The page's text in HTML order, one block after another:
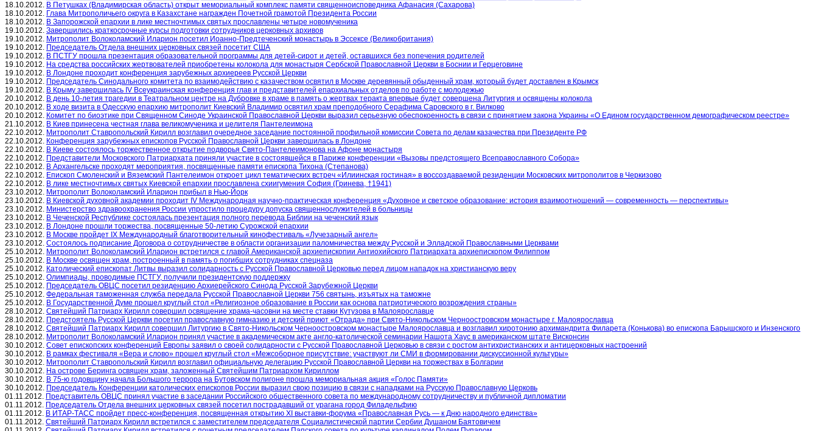
18.10.2012. В Петушках (Владимирская область) открыт мемориальный комплекс памяти священноисповедника Афанасия (Сахарова)
18.10.2012. Глава Митрополичьего округа в Казахстане награжден Почетной грамотой Президента России
18.10.2012. В Запорожской епархии в лике местночтимых святых прославлены четыре новомученика
19.10.2012. Завершились краткосрочные курсы подготовки сотрудников церковных архивов
19.10.2012. Митрополит Волоколамский Иларион посетил Иоанно-Предтеченский монастырь в Эссексе (Великобритания)
19.10.2012. Председатель Отдела внешних церковных связей посетит США
19.10.2012. В ПСТГУ прошла презентация образовательной программы для детей-сирот и детей, оставшихся без попечения родителей
19.10.2012. На средства российских жертвователей приобретены колокола для монастыря Сербской Православной Церкви в Боснии и Герцеговине
19.10.2012. В Лондоне проходит конференция зарубежных архиереев Русской Церкви
19.10.2012. Председатель Синодального комитета по взаимодействию с казачеством освятил в Москве деревянный обыденный храм, который будет доставлен в Крымск
19.10.2012. В Крыму завершилась IV Всеукраинская конференция глав и представителей епархиальных отделов по работе с молодежью
20.10.2012. В день 10-летия трагедии в Театральном центре на Дубровке в храме в память о жертвах теракта впервые будет совершена Литургия и освящены колокола
20.10.2012. В ходе визита в Одесскую епархию митрополит Киевский Владимир освятил храм преподобного Серафима Саровского в г. Вилково
20.10.2012. Комитет по биоэтике при Священном Синоде Украинской Православной Церкви выразил серьезную обеспокоенность в связи с принятием закона Украины «О Едином государственном демографическом реестре»
21.10.2012. В Киев принесена честная глава великомученика и целителя Пантелеимона
22.10.2012. Митрополит Ставропольский Кирилл возглавил очередное заседание постоянной профильной комиссии Совета по делам казачества при Президенте РФ
22.10.2012. Конференция зарубежных епископов Русской Православной Церкви завершилась в Лондоне
22.10.2012. В Киеве состоялось торжественное открытие подворья Свято-Пантелеимонова на Афоне монастыря
22.10.2012. Представители Московского Патриархата приняли участие в состоявшейся в Париже конференции «Вызовы предстоящего Всеправославного Собора»
22.10.2012. В Архангельске проходят мероприятия, посвященные памяти епископа Тихона (Степанова)
22.10.2012. Епископ Смоленский и Вяземский Пантелеимон откроет цикл тематических встреч «Илиинская гостиная» в воссоздаваемой резиденции Московских митрополитов в Черкизово
22.10.2012. В лике местночтимых святых Киевской епархии прославлена схиигумения София (Гринева, †1941)
23.10.2012. Митрополит Волоколамский Иларион прибыл в Нью-Йорк
23.10.2012. В Киевской духовной академии проходит IV Международная научно-практическая конференция «Духовное и светское образование: история взаимоотношений — современность — перспективы»
23.10.2012. Министерство здравоохранения России упростило процедуру допуска священнослужителей в больницы
23.10.2012. В Чеченской Республике состоялась презентация полного перевода Библии на чеченский язык
23.10.2012. В Лондоне прошли торжества, посвященные 50-летию Сурожской епархии
23.10.2012. В Москве пройдет IX Международный благотворительный кинофестиваль «Лучезарный ангел»
23.10.2012. Состоялось подписание Договора о сотрудничестве в области организации паломничества между Русской и Элладской Православными Церквами
25.10.2012. Митрополит Волоколамский Иларион встретился с главой Американской архиепископии Антиохийского Патриархата архиепископом Филиппом
25.10.2012. В Москве освящен храм, построенный в память о погибших сотрудниках спецназа
25.10.2012. Католический епископат Литвы выразил солидарность с Русской Православной Церковью перед лицом нападок на христианскую веру
25.10.2012. Олимпиады, проводимые ПСТГУ, получили президентскую поддержку
25.10.2012. Председатель ОВЦС посетил резиденцию Архиерейского Синода Русской Зарубежной Церкви
25.10.2012. Федеральная таможенная служба передала Русской Православной Церкви 756 святынь, изъятых на таможне
25.10.2012. В Государственной Думе прошел круглый стол «Религиозное образование в России как основа патриотического возрождения страны»
28.10.2012. Святейший Патриарх Кирилл совершил освящение храма-часовни на месте ставки Кутузова в Малоярославце
28.10.2012. Предстоятель Русской Церкви посетил православную гимназию и детский приют «Отрада» при Свято-Никольском Черноостровском монастыре г. Малоярославца
28.10.2012. Святейший Патриарх Кирилл совершил Литургию в Свято-Никольском Черноостровском монастыре Малоярославца и возглавил хиротонию архимандрита Филарета (Конькова) во епископа Барышского и Инзенского
28.10.2012. Митрополит Волоколамский Иларион принял участие в академическом акте англо-католической семинарии Нашота Хаус в американском штате Висконсин
30.10.2012. Совет епископских конференций Европы заявил о своей солидарности с Русской Православной Церковью в связи с ростом антихристианских и антицерковных настроений
30.10.2012. В рамках фестиваля «Вера и слово» прошел круглый стол «Межсоборное присутствие: участвуют ли СМИ в формировании дискуссионной культуры»
30.10.2012. Митрополит Ставропольский Кирилл возглавил официальную делегацию Русской Православной Церкви на торжествах в Болгарии
30.10.2012. На острове Беринга освящен храм, заложенный Святейшим Патриархом Кириллом
30.10.2012. В 75-ю годовщину начала Большого террора на Бутовском полигоне прошла мемориальная акция «Голос Памяти»
30.10.2012. Председатель Конференции католических епископов России выразил свою позицию в связи с нападками на Русскую Православную Церковь
01.11.2012. Представитель ОВЦС принял участие в заседании Российского общественного совета по международному сотрудничеству и публичной дипломатии
01.11.2012. Председатель Отдела внешних церковных связей посетил пострадавший от урагана город Филадельфию
01.11.2012. В ИТАР-ТАСС пройдет пресс-конференция, посвященная открытию XI выставки-форума «Православная Русь — к Дню народного единства»
01.11.2012. Святейший Патриарх Кирилл встретился с заместителем председателя Социалистической партии Сербии Душаном Баятовичем